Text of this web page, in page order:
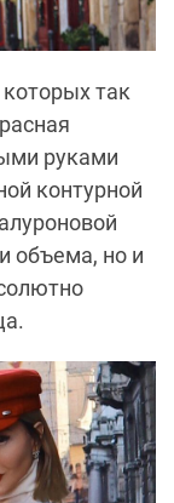
так
руками
контурной
объема, но и